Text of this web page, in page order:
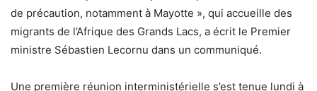
de précaution, notamment à Mayotte », qui accueille des
migrants de l’Afrique des Grands Lacs, a écrit le Premier
ministre Sébastien Lecornu dans un communiqué.
Une première réunion interministérielle s’est tenue lundi à